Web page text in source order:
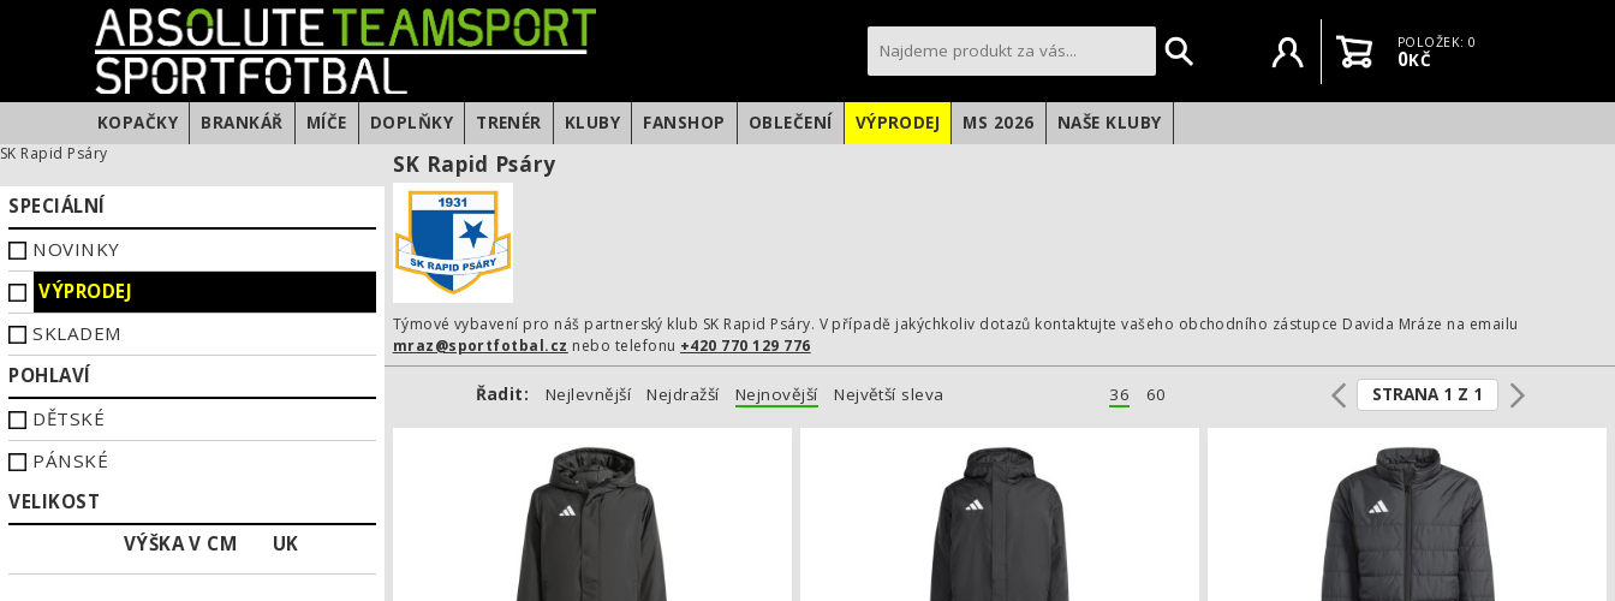
Uživatelský účet
KošíkPOLOŽEK: 0
0KČ
KOPAČKY BRANKÁŘ MÍČE DOPLŇKY TRENÉR KLUBY FANSHOP OBLEČENÍ VÝPRODEJ MS 2026 NAŠE KLUBY
SK Rapid Psáry
SPECIÁLNÍ
NOVINKY
VÝPRODEJ
SKLADEM
VELIKOST
VÝŠKA V CM
UK
POHLAVÍ
DĚTSKÉ
PÁNSKÉ
SK Rapid Psáry
Týmové vybavení pro náš partnerský klub SK Rapid Psáry. V případě jakýchkoliv dotazů kontaktujte vašeho obchodního zástupce Davida Mráze na emailu
mraz@sportfotbal.cz nebo telefonu +420 770 129 776
Řadit: Nejlevnější Nejdražší Nejnovější Největší sleva 36 60 STRANA 1 Z 1